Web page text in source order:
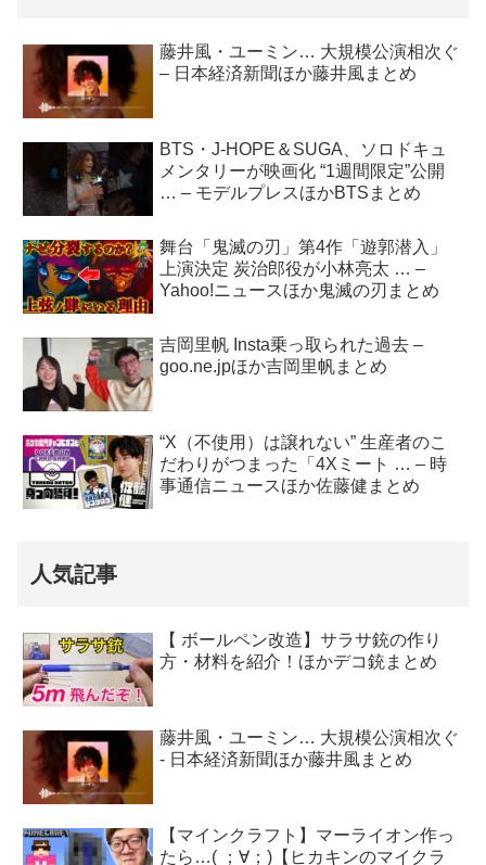
藤井風・ユーミン… 大規模公演相次ぐ
– 日本経済新聞ほか藤井風まとめ
BTS・J-HOPE＆SUGA、ソロドキュ
メンタリーが映画化 “1週間限定”公開
… – モデルプレスほかBTSまとめ
舞台「鬼滅の刃」第4作「遊郭潜入」
上演決定 炭治郎役が小林亮太 … –
Yahoo!ニュースほか鬼滅の刃まとめ
吉岡里帆 Insta乗っ取られた過去 –
goo.ne.jpほか吉岡里帆まとめ
“X（不使用）は譲れない” 生産者のこ
だわりがつまった「4Xミート … – 時
事通信ニュースほか佐藤健まとめ
人気記事
【 ボールペン改造】サラサ銃の作り
方・材料を紹介！ほかデコ銃まとめ
藤井風・ユーミン… 大規模公演相次ぐ
- 日本経済新聞ほか藤井風まとめ
【マインクラフト】マーライオン作っ
たら…( ；∀；)【ヒカキンのマイクラ